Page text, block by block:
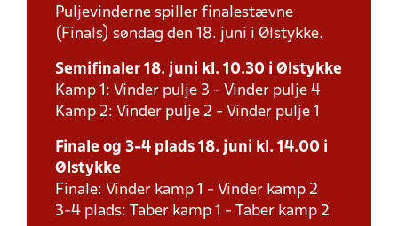
Puljevinderne spiller finalestævne
(Finals) søndag den 18. juni i Ølstykke.
Semifinaler 18. juni kl. 10.30 i Ølstykke
Kamp 1: Vinder pulje 3 - Vinder pulje 4
Kamp 2: Vinder pulje 2 - Vinder pulje 1
Finale og 3-4 plads 18. juni kl. 14.00 i
Ølstykke
Finale: Vinder kamp 1 - Vinder kamp 2
3-4 plads: Taber kamp 1 - Taber kamp 2